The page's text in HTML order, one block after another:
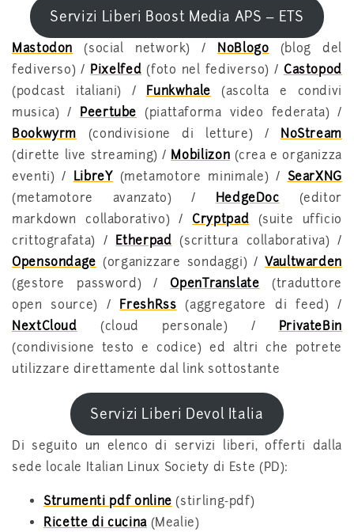
Servizi Liberi Boost Media APS – ETS
Mastodon (social network) / NoBlogo (blog del
fediverso) / Pixelfed (foto nel fediverso) / Castopod
(podcast italiani) / Funkwhale (ascolta e condivi
musica) / Peertube (piattaforma video federata) /
Bookwyrm (condivisione di letture) / NoStream
(dirette live streaming) / Mobilizon (crea e organizza
eventi) / LibreY(metamotore minimale) / SearXNG
(metamotore avanzato) / HedgeDoc (editor
markdown collaborativo) / Cryptpad (suite ufficio
crittografata) / Etherpad (scrittura collaborativa) /
Opensondage (organizzare sondaggi) / Vaultwarden
(gestore password) / OpenTranslate (traduttore
open source) / FreshRss (aggregatore di feed) /
NextCloud (cloud personale) / PrivateBin
(condivisione testo e codice) ed altri che potrete
utilizzare direttamente dal link sottostante
Servizi Liberi Devol Italia
Di seguito un elenco di servizi liberi, offerti dalla
sede locale Italian Linux Society di Este (PD):
Strumenti pdf online (stirling-pdf)
Ricette di cucina(Mealie)